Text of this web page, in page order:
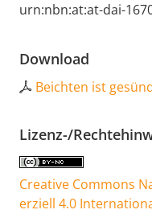
urn:nbn:at:at-dai-
Download
Beichten ist
Lizenz-/
Creative Commons
erziell 4.0